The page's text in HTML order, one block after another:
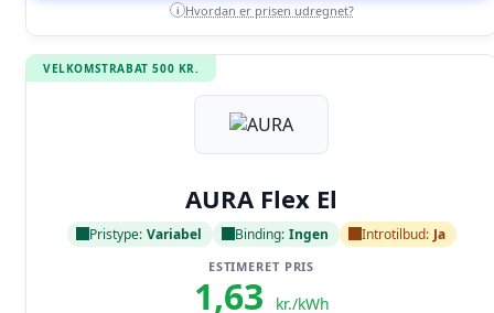
i Hvordan er prisen udregnet?
VELKOMSTRABAT 500 KR.
AURA Flex El
Pristype: Variabel Binding: Ingen Introtilbud: Ja
ESTIMERET PRIS
1,63 kr./kWh